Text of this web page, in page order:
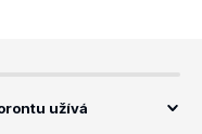
užívá